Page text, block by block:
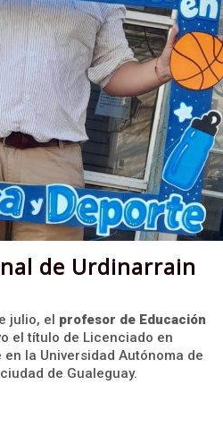
de Urdinarrain
julio, el profesor de Educación
el título de Licenciado en
la Universidad Autónoma de
de Gualeguay.